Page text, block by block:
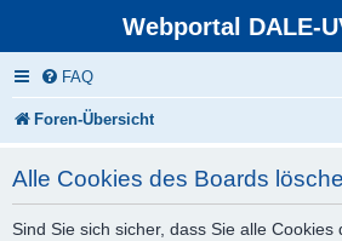
Webportal DALE-
FAQ
Foren-Übersicht
Alle Cookies des Boards
Sind Sie sich sicher, dass Sie alle Cookies